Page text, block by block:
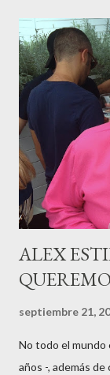
haciéndole padre
campeona,
guardar reposo
gestación Marta
mamá feliz. Otro
sido el madrileño,
pasarelas ...
ALEX
septiembre 21,
No todo el mundo
años -, además